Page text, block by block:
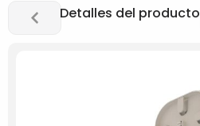
Detalles del producto